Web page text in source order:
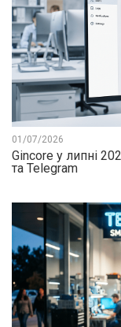
01/07/2026
Gincore у липні
та Telegram